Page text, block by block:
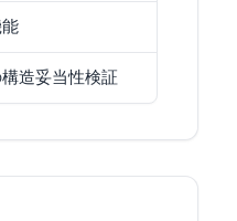
造妥当性検証